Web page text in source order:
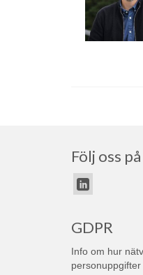
Följ oss
GDPR
Info om hur